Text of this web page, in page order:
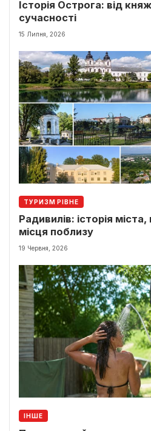
Історія Острога: від
сучасності
15 Липня, 2026
ТУРИЗМ РІВНЕ
Радивилів: історія міста,
місця поблизу
19 Червня, 2026
ІНШЕ